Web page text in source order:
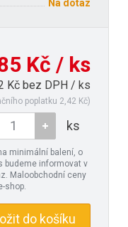
Na dotaz
Kč / ks
Kč bez DPH / ks
poplatku 2,42 Kč)
ks
minimální balení, o
budeme informovat v
Maloobchodní ceny
shop.
do košíku